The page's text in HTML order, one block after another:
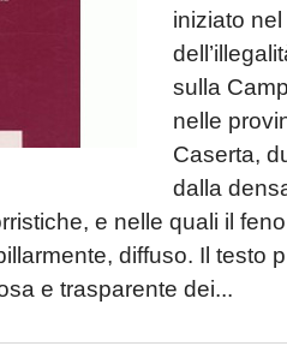
iniziato
sulla
nelle
Caserta,
dalla
e nelle quali il
diffuso. Il testo
e trasparente dei...